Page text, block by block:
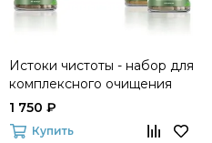
Истоки чистоты - набор для
комплексного очищения
организма
1 750 ₽
Купить